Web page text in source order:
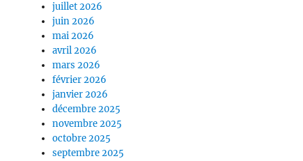
juillet 2026
juin 2026
mai 2026
avril 2026
mars 2026
février 2026
janvier 2026
décembre 2025
novembre 2025
octobre 2025
septembre 2025